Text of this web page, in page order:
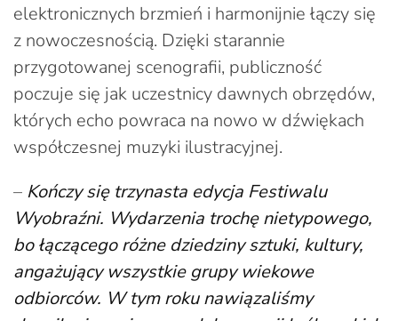
elektronicznych brzmień i harmonijnie łączy się
z nowoczesnością. Dzięki starannie
przygotowanej scenografii, publiczność
poczuje się jak uczestnicy dawnych obrzędów,
których echo powraca na nowo w dźwiękach
współczesnej muzyki ilustracyjnej.
– Kończy się trzynasta edycja Festiwalu
Wyobraźni. Wydarzenia trochę nietypowego,
bo łączącego różne dziedziny sztuki, kultury,
angażujący wszystkie grupy wiekowe
odbiorców. W tym roku nawiązaliśmy